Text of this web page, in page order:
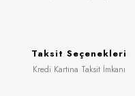
Taksit Seçenekleri
Kredi Kartına Taksit İmkanı